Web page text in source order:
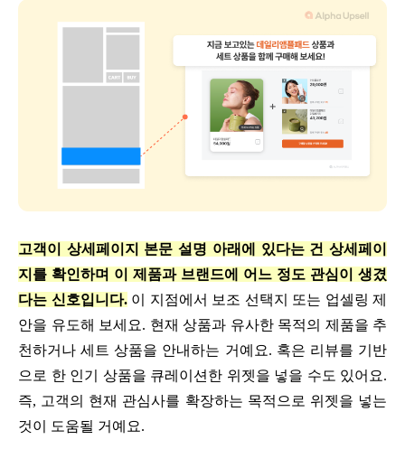
고객이 상세페이지 본문 설명 아래에 있다는 건 상세페이
지를 확인하며 이 제품과 브랜드에 어느 정도 관심이 생겼
다는 신호입니다.이 지점에서 보조 선택지 또는 업셀링 제
안을 유도해 보세요. 현재 상품과 유사한 목적의 제품을 추
천하거나 세트 상품을 안내하는 거예요. 혹은 리뷰를 기반
으로 한 인기 상품을 큐레이션한 위젯을 넣을 수도 있어요.
즉, 고객의 현재 관심사를 확장하는 목적으로 위젯을 넣는
것이 도움될 거예요.